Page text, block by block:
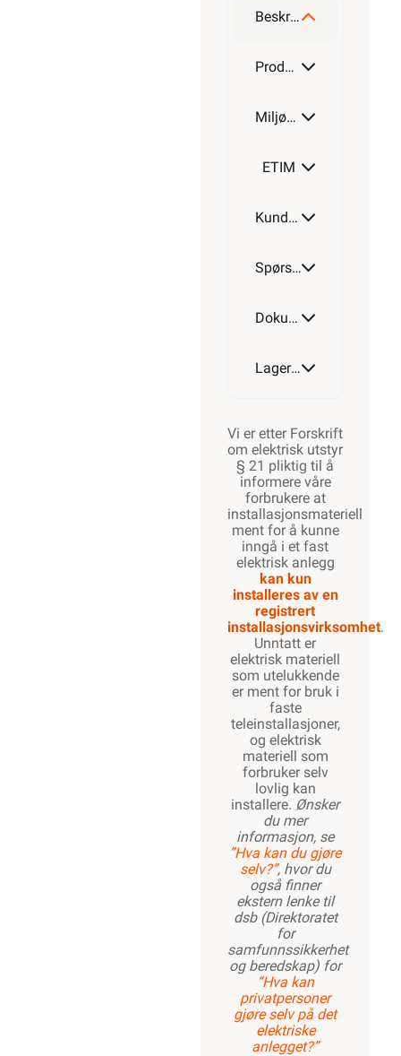
Beskrivelse
Produktdetaljer
Miljøparametere
ETIM
Kundeomtale
Spørsmål og svar
Dokumentasjon
Lagerstatus
Vi er etter Forskrift
om elektrisk utstyr
§ 21 pliktig til å
informere våre
forbrukere at
installasjonsmateriell
ment for å kunne
inngå i et fast
elektrisk anlegg
kan kun
installeres av en
registrert
installasjonsvirksomhet.
Unntatt er
elektrisk materiell
som utelukkende
er ment for bruk i
faste
teleinstallasjoner,
og elektrisk
materiell som
forbruker selv
lovlig kan
installere. Ønsker
du mer
informasjon, se
”Hva kan du gjøre
selv?”, hvor du
også finner
ekstern lenke til
dsb (Direktoratet
for
samfunnssikkerhet
og beredskap) for
“Hva kan
privatpersoner
gjøre selv på det
elektriske
anlegget?”